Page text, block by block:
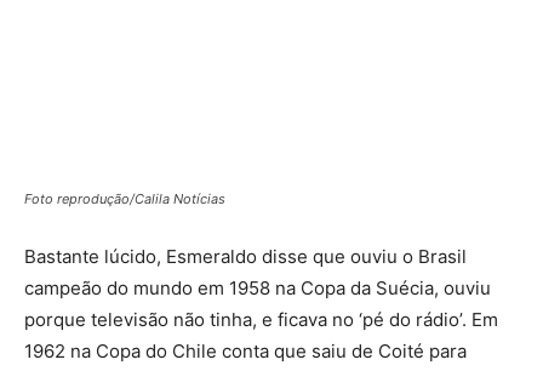
Foto reprodução/Calila Notícias
Bastante lúcido, Esmeraldo disse que ouviu o Brasil
campeão do mundo em 1958 na Copa da Suécia, ouviu
porque televisão não tinha, e ficava no ‘pé do rádio’. Em
1962 na Copa do Chile conta que saiu de Coité para